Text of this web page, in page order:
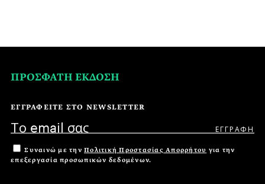
ΠΡΟΣΦΑΤΗ ΕΚΔΟΣΗ
ΕΓΓΡΑΦΕΙΤΕ ΣΤΟ NEWSLETTER
Συναινώ με την Πολιτική Προστασίας Απορρήτου για την
επεξεργασία προσωπικών δεδομένων.